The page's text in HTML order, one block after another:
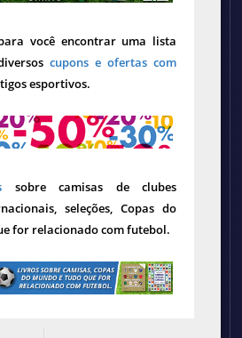
você encontrar uma lista
cupons e ofertas com
esportivos.
sobre camisas de clubes
seleções, Copas do
for relacionado com futebol.